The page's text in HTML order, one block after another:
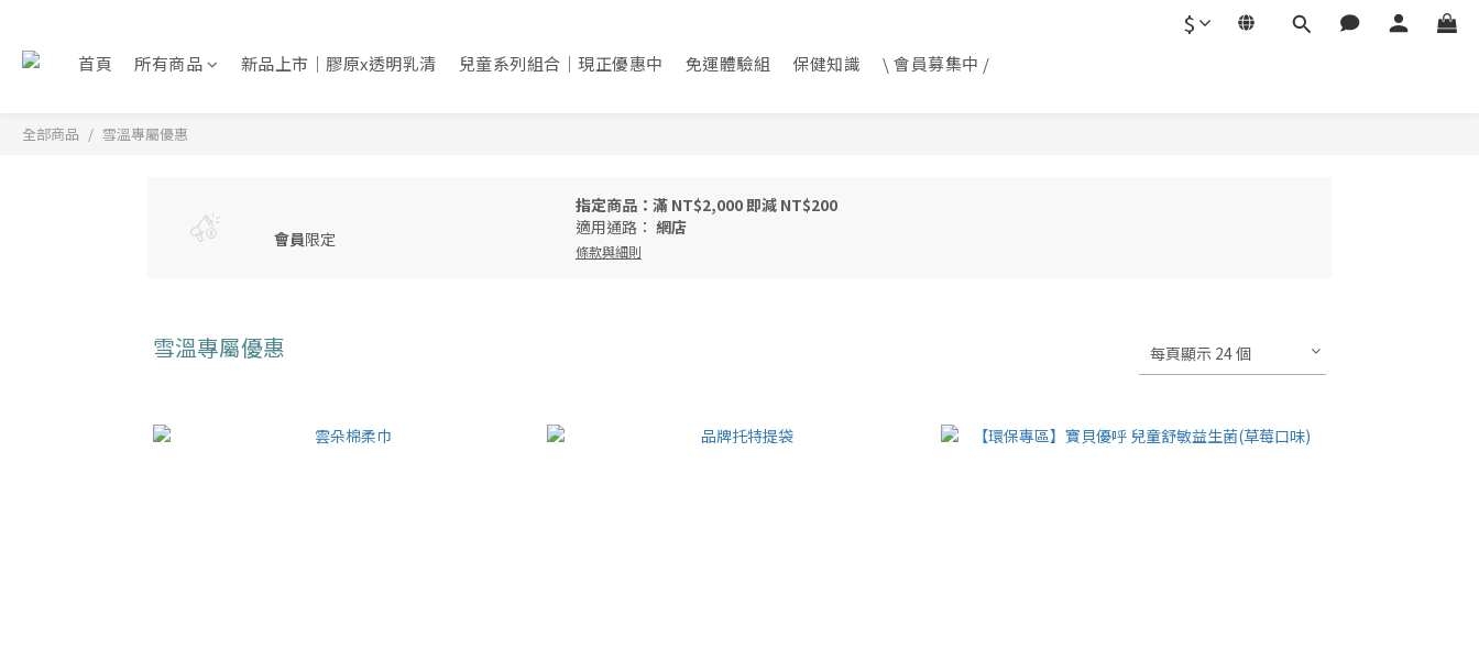
$
首頁 所有商品 新品上市｜膠原x透明乳清 兒童系列組合｜現正優惠中 免運體驗組 保健知識 \ 會員募集中 /
全部商品 雪溫專屬優惠
會員限定
指定商品：滿 NT$2,000 即減 NT$200
適用通路： 網店
條款與細則
雪溫專屬優惠 每頁顯示 24 個